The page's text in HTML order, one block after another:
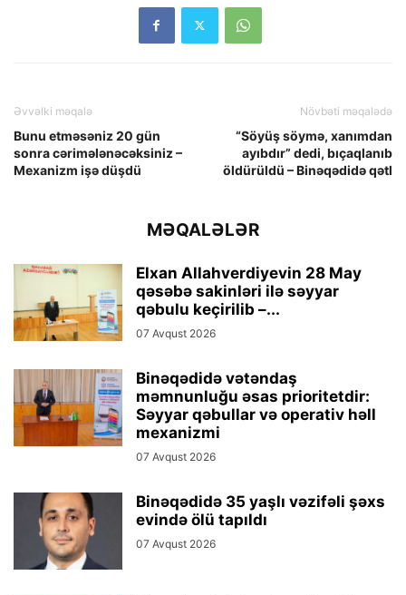
Əvvəlki məqalə
Bunu etməsəniz 20 gün
sonra cərimələnəcəksiniz –
Mexanizm işə düşdü
Növbəti məqalədə
“Söyüş söymə, xanımdan
ayıbdır” dedi, bıçaqlanıb
öldürüldü – Binəqədidə qətl
MƏQALƏLƏR
Elxan Allahverdiyevin 28 May
qəsəbə sakinləri ilə səyyar
qəbulu keçirilib –...
07 Avqust 2026
Binəqədidə vətəndaş
məmnunluğu əsas prioritetdir:
Səyyar qəbullar və operativ həll
mexanizmi
07 Avqust 2026
Binəqədidə 35 yaşlı vəzifəli şəxs
evində ölü tapıldı
07 Avqust 2026